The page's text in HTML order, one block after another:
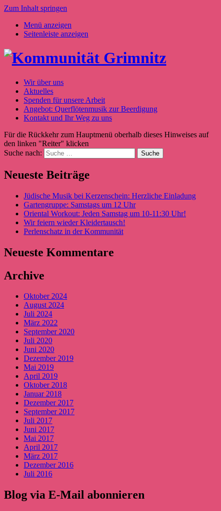
Zum Inhalt springen
Menü anzeigen
Seitenleiste anzeigen
Wir über uns
Aktuelles
Spenden für unsere Arbeit
Angebot: Querflötenmusik zur Beerdigung
Kontakt und Ihr Weg zu uns
Für die Rückkehr zum Hauptmenü oberhalb dieses Hinweises auf
den linken "Reiter" klicken
Suche nach:
Neueste Beiträge
Jüdische Musik bei Kerzenschein: Herzliche Einladung
Gartengruppe: Samstags um 12 Uhr
Oriental Workout: Jeden Samstag um 10-11:30 Uhr!
Wir feiern wieder Kleidertausch!
Perlenschatz in der Kommunität
Neueste Kommentare
Archive
Oktober 2024
August 2024
Juli 2024
März 2022
September 2020
Juli 2020
Juni 2020
Dezember 2019
Mai 2019
April 2019
Oktober 2018
Januar 2018
Dezember 2017
September 2017
Juli 2017
Juni 2017
Mai 2017
April 2017
März 2017
Dezember 2016
Juli 2016
Blog via E-Mail abonnieren